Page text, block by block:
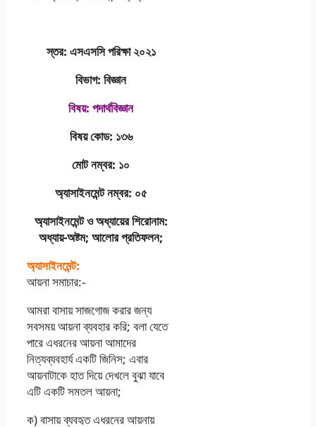
স্তর: এসএসসি পরিক্ষা ২০২১
বিভাগ: বিজ্ঞান
বিষয়: পদার্থবিজ্ঞান
বিষয় কোড: ১৩৬
মোট নম্বর: ১০
অ্যাসাইনমেন্ট নম্বর: ০৫
অ্যাসাইনমেন্ট ও অধ্যায়ের শিরােনাম:
অধ্যায়-অষ্টম; আলাের প্রতিফলন;
অ্যাসাইনমেন্ট:
আয়না সমাচার:-
আমরা বাসায় সাজগােজ করার জন্য
সবসময় আয়না ব্যবহার করি; বলা যেতে
পারে এধরনের আয়না আমাদের
নিত্যব্যবহার্য একটি জিনিস; এবার
আয়নাটাকে হাত দিয়ে দেখলে বুঝা যাবে
এটি একটি সমতল আয়না;
ক) বাসায় ব্যবহৃত এধরনের আয়নায়